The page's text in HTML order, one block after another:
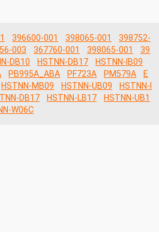
396600-001 398065-001
398752-
003
367760-001 398065-001
39
DB10
HSTNN-DB17
HSTNN-IB09
PB995A_ABA PF723A PM579A
E
HSTNN-MB09
HSTNN-UB09
HSTNN-I
DB17
HSTNN-LB17
HSTNN-UB1
W06C